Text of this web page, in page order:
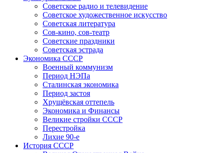
Советское радио и телевидение
Советское художественное искусство
Советская литература
Сов-кино, сов-театр
Советские праздники
Советская эстрада
Экономика СССР
Военный коммунизм
Период НЭПа
Сталинская экономика
Период застоя
Хрущёвская оттепель
Экономика и Финансы
Великие стройки СССР
Перестройка
Лихие 90-е
История СССР